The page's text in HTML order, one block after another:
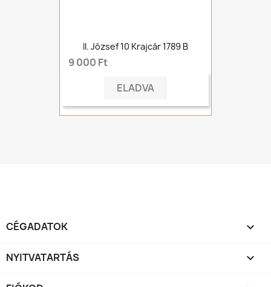
II. József 10 Krajcár 1789 B
9 000 Ft
ELADVA
CÉGADATOK 
NYITVATARTÁS 